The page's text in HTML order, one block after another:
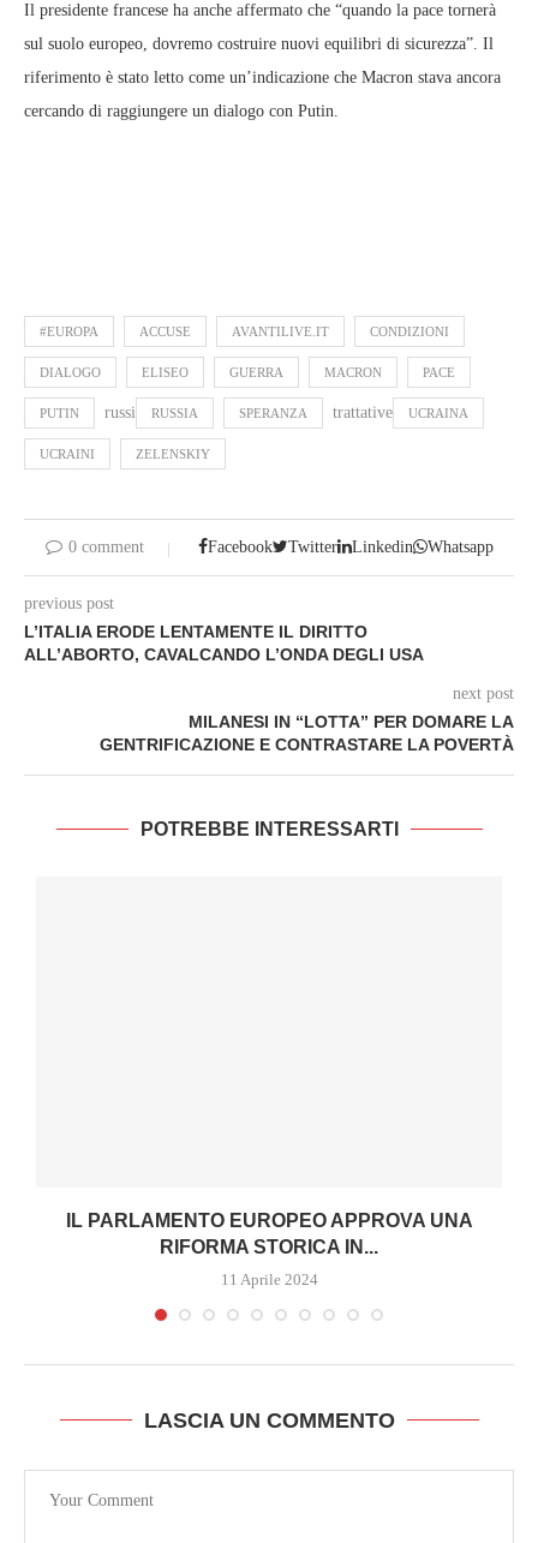
Il presidente francese ha anche affermato che “quando la pace tornerà
sul suolo europeo, dovremo costruire nuovi equilibri di sicurezza”. Il
riferimento è stato letto come un’indicazione che Macron stava ancora
cercando di raggiungere un dialogo con Putin.
#EUROPA ACCUSE AVANTILIVE.IT CONDIZIONI
DIALOGO ELISEO GUERRA MACRON PACE
PUTIN russi RUSSIA SPERANZA trattative UCRAINA
UCRAINI ZELENSKIY
0 comment Facebook Twitter Linkedin Whatsapp
previous post
L’ITALIA ERODE LENTAMENTE IL DIRITTO
ALL’ABORTO, CAVALCANDO L’ONDA DEGLI USA
next post
MILANESI IN “LOTTA” PER DOMARE LA
GENTRIFICAZIONE E CONTRASTARE LA POVERTÀ
POTREBBE INTERESSARTI
IL PARLAMENTO EUROPEO APPROVA UNA
RIFORMA STORICA IN...
11 Aprile 2024
LASCIA UN COMMENTO